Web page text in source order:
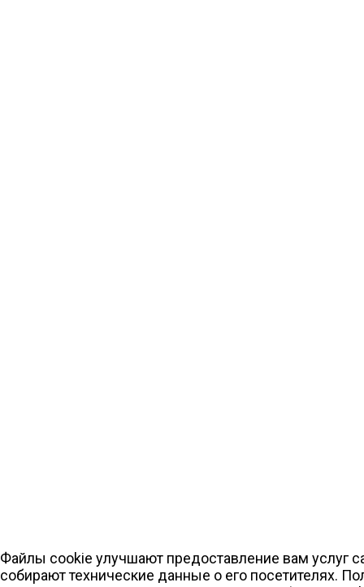
Файлы cookie улучшают предоставление вам услуг
собирают технические данные о его посетителях.